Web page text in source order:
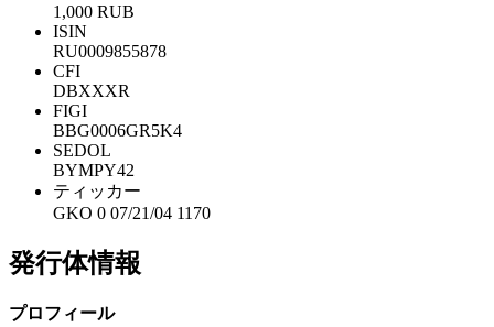
1,000 RUB
ISIN
RU0009855878
CFI
DBXXXR
FIGI
BBG0006GR5K4
SEDOL
BYMPY42
ティッカー
GKO 0 07/21/04 1170
発行体情報
プロフィール